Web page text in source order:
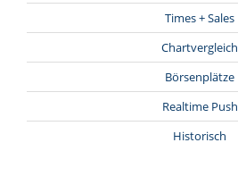
Times + Sales
Chartvergleich
Börsenplätze
Realtime Push
Historisch